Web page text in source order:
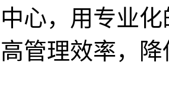
心，用专业
管理效率，